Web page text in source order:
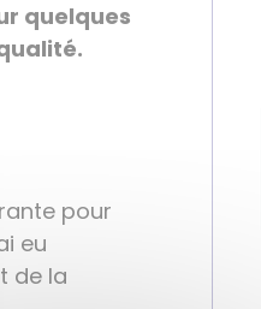
quelques
pour
eu
de la